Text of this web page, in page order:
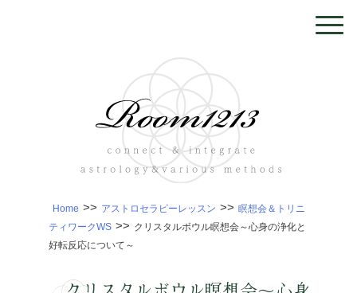
Home >> アストロセラピーレッスン >> 瞑想会＆トリニ
ティワークWS >> クリスタルボウル瞑想会～心身の浄化と
好転反応について～